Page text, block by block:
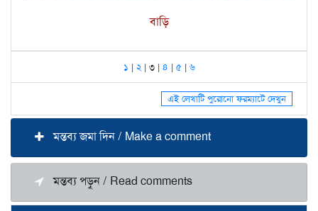
বাড়ি
১ | ২ | ৩ | ৪ | ৫ | ৬
এই লেখাটি পুরোনো ফরম্যাটে দেখুন
মন্তব্য জমা দিন / Make a comment
মন্তব্য পড়ুন / Read comments